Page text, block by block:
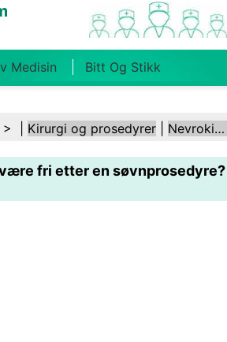
Medisin Bitt Og Stikk
Familiehelse
Helse Folkehelse Og
Prosedyrer Helse
> | Kirurgi og prosedyrer Nevrokirurgi
fri etter en søvnprosedyre?